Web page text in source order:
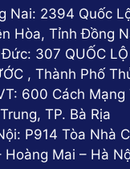
Nai: 2394 Quốc
Hòa, Tỉnh Đồng
307 QUỐC
, Thành Phố
600 Cách Mạng
TP. Bà Rịa
P914 Tòa Nhà
Hoàng Mai – Hà